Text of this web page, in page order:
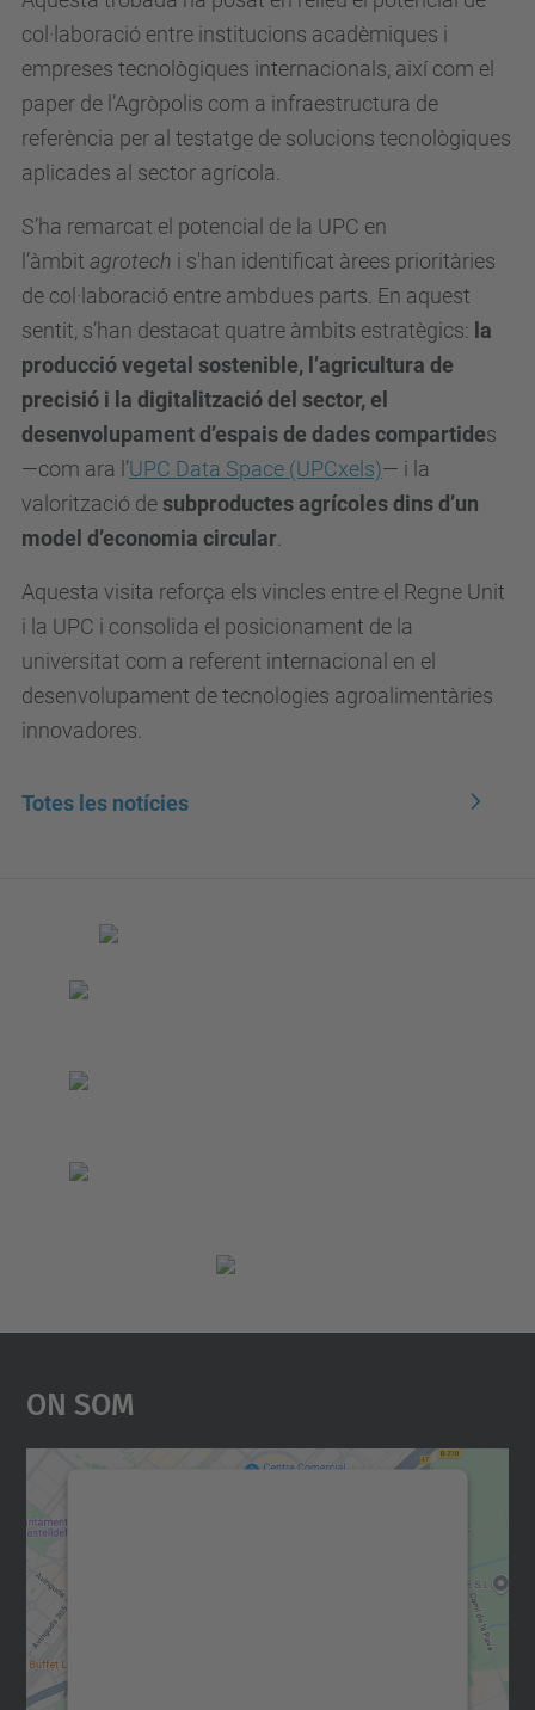
col·laboració entre institucions acadèmiques i
empreses tecnològiques internacionals, així com el
paper de l’Agròpolis com a infraestructura de
referència per al testatge de solucions tecnològiques
aplicades al sector agrícola.
S’ha remarcat el potencial de la UPC en
l’àmbit agrotech i s'han identificat àrees prioritàries
de col·laboració entre ambdues parts. En aquest
sentit, s’han destacat quatre àmbits estratègics: la
producció vegetal sostenible, l’agricultura de
precisió i la digitalització del sector, el
desenvolupament d’espais de dades compartides
—com ara l’UPC Data Space (UPCxels)— i la
valorització desubproductes agrícoles dins d’un
model d’economia circular
Aquesta visita reforça els vincles entre el Regne Unit
i la UPC i consolida el posicionament de la
universitat com a referent internacional en el
desenvolupament de tecnologies agroalimentàries
innovadores.
Totes les notícies
On Som